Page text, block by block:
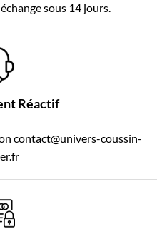
sous 14 jours.
Réactif
contact@univers-coussin-